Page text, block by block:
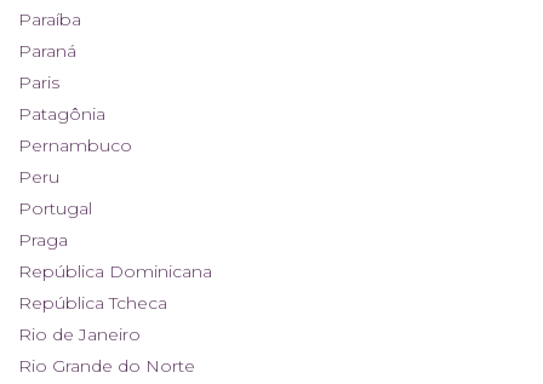
Paraíba
Paraná
Paris
Patagônia
Pernambuco
Peru
Portugal
Praga
República Dominicana
República Tcheca
Rio de Janeiro
Rio Grande do Norte